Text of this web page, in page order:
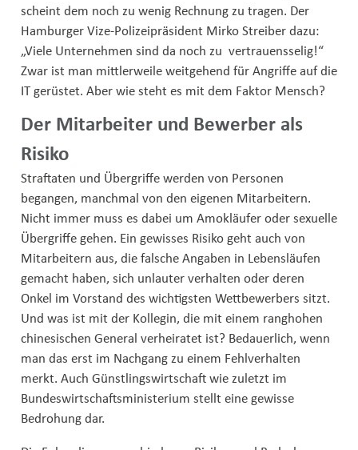
scheint dem noch zu wenig Rechnung zu tragen. Der
Hamburger Vize-Polizeipräsident Mirko Streiber dazu:
„Viele Unternehmen sind da noch zu vertrauensselig!“
Zwar ist man mittlerweile weitgehend für Angriffe auf die
IT gerüstet. Aber wie steht es mit dem Faktor Mensch?
Der Mitarbeiter und Bewerber als
Risiko
Straftaten und Übergriffe werden von Personen
begangen, manchmal von den eigenen Mitarbeitern.
Nicht immer muss es dabei um Amokläufer oder sexuelle
Übergriffe gehen. Ein gewisses Risiko geht auch von
Mitarbeitern aus, die falsche Angaben in Lebensläufen
gemacht haben, sich unlauter verhalten oder deren
Onkel im Vorstand des wichtigsten Wettbewerbers sitzt.
Und was ist mit der Kollegin, die mit einem ranghohen
chinesischen General verheiratet ist? Bedauerlich, wenn
man das erst im Nachgang zu einem Fehlverhalten
merkt. Auch Günstlingswirtschaft wie zuletzt im
Bundeswirtschaftsministerium stellt eine gewisse
Bedrohung dar.